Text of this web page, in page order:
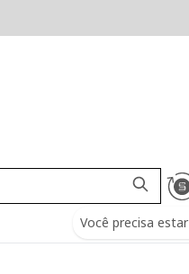
Você precisa